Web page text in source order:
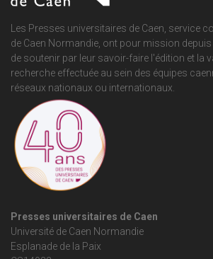
Les Presses universitaires de Caen, service
de Caen Normandie, ont pour mission
de soutenir par leur savoir-faire l'édition et la
recherche effectuée au sein des équipes
réseaux nationaux ou internationaux.
Presses universitaires de Caen
Université de Caen Normandie
Esplanade de la Paix